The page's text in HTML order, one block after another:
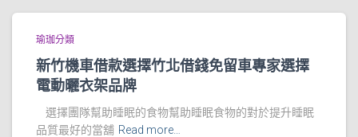
瑜珈分類
新竹機車借款選擇竹北借錢免留車專家選擇
電動曬衣架品牌
選擇團隊幫助睡眠的食物幫助睡眠食物的對於提升睡眠
品質最好的當舖 Read more…